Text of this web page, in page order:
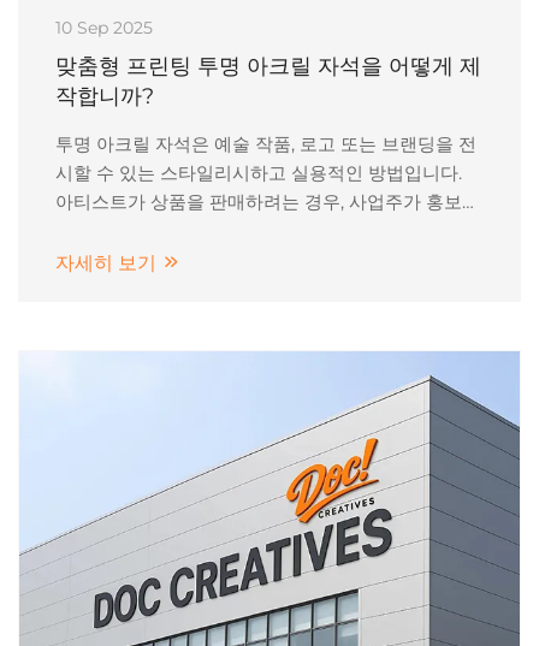
10 Sep 2025
맞춤형 프린팅 투명 아크릴 자석을 어떻게 제
작합니까?
투명 아크릴 자석은 예술 작품, 로고 또는 브랜딩을 전
시할 수 있는 스타일리시하고 실용적인 방법입니다.
아티스트가 상품을 판매하려는 경우, 사업주가 홍보용
원하는 경우 아크릴 자석은 훌륭한 선택입니다. 내구
드를 참고하시기 바랍니다.
자세히 보기